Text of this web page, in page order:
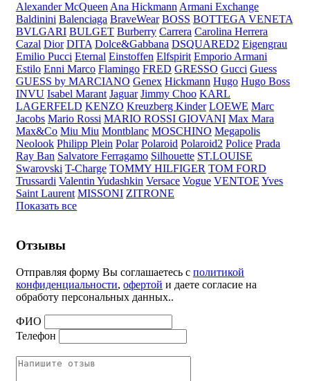
Alexander McQueen Ana Hickmann Armani Exchange
Baldinini Balenciaga BraveWear BOSS BOTTEGA VENETA
BVLGARI BULGET Burberry Carrera Carolina Herrera
Cazal Dior DITA Dolce&Gabbana DSQUARED2 Eigengrau
Emilio Pucci Eternal Einstoffen Elfspirit Emporio Armani
Estilo Enni Marco Flamingo FRED GRESSO Gucci Guess
GUESS by MARCIANO Genex Hickmann Hugo Hugo Boss
INVU Isabel Marant Jaguar Jimmy Choo KARL
LAGERFELD KENZO Kreuzberg Kinder LOEWE Marc
Jacobs Mario Rossi MARIO ROSSI GIOVANI Max Mara
Max&Co Miu Miu Montblanc MOSCHINO Megapolis
Neolook Philipp Plein Polar Polaroid Polaroid2 Police Prada
Ray Ban Salvatore Ferragamo Silhouette ST.LOUISE
Swarovski T-Charge TOMMY HILFIGER TOM FORD
Trussardi Valentin Yudashkin Versace Vogue VENTOE Yves
Saint Laurent MISSONI ZITRONE
Показать все
Отзывы
Отправляя форму Вы соглашаетесь с политикой
конфиденциальности, офертой и даете согласие на
обработу персональных данных..
ФИО
Телефон